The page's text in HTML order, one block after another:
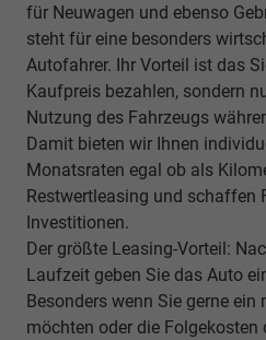
für Neuwagen und ebenso
steht für eine besonders
Autofahrer. Ihr Vorteil ist das
Kaufpreis bezahlen, sondern
Nutzung des Fahrzeugs
Damit bieten wir Ihnen
Monatsraten egal ob als
Restwertleasing und schaffen
Investitionen.
Der größte Leasing-Vorteil:
Laufzeit geben Sie das Auto
Besonders wenn Sie gerne ein
möchten oder die